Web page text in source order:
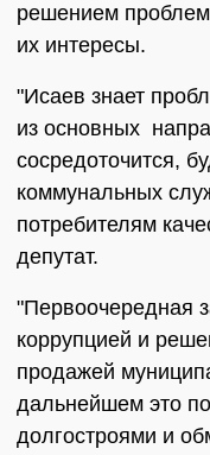
решением проблем
их интересы.
"Исаев знает
из основных
сосредоточится,
коммунальных
потребителям
депутат.
"Первоочередная
коррупцией и
продажей
дальнейшем это
долгостроями и